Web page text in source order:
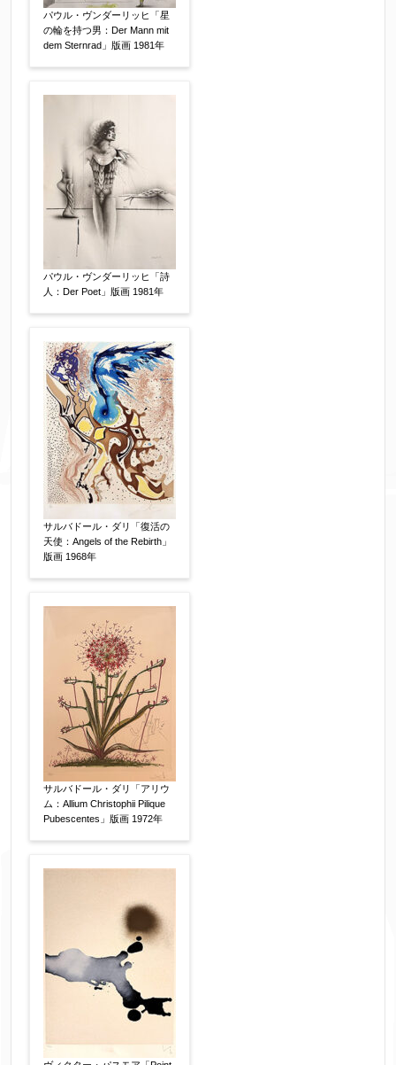
※他社様からご提示された査定額がございました
らお知らせください。その価格が適切かお返事申
作品コンディション
その他 【任意】
※添付画像は5MBまでのjpg、gif、pig、pdf形式
にてお送りください。
※追加や複数点ある場合はフォーム送信後に送ら
れてくる送信確認メール記載のアドレスからもお
送り頂けます。
【必須】
【任意】
パウル・ヴンダーリッヒ「星
の輪を持つ男：Der Mann mit
dem Sternrad」版画 1981年
パウル・ヴンダーリッヒ「詩
人：Der Poet」版画 1981年
サルバドール・ダリ「復活の
天使：Angels of the Rebirth」
版画 1968年
サルバドール・ダリ「アリウ
ム：Allium Christophii Pilique
Pubescentes」版画 1972年